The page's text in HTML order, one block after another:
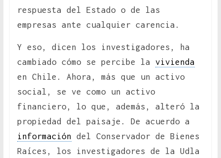
respuesta del Estado o de las
empresas ante cualquier carencia.
Y eso, dicen los investigadores, ha
cambiado cómo se percibe la vivienda
en Chile. Ahora, más que un activo
social, se ve como un activo
financiero, lo que, además, alteró la
propiedad del paisaje. De acuerdo a
información del Conservador de Bienes
Raíces, los investigadores de la Udla